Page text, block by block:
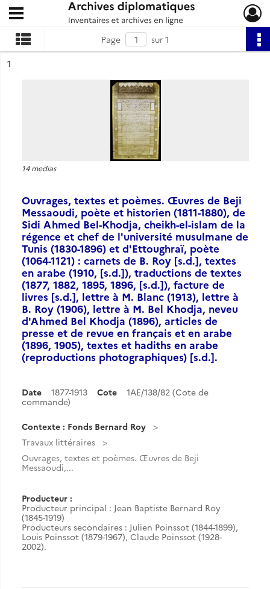
Archives diplomatiques
Ouvrir le menu déroulant
Page
sur 1
n°
1
14 medias
Ouvrages, textes et poèmes. Œuvres de Beji
Messaoudi, poète et historien (1811-1880), de
Sidi Ahmed Bel-Khodja, cheikh-el-islam de la
régence et chef de l'université musulmane de
Tunis (1830-1896) et d'Ettoughraï, poète
(1064-1121) : carnets de B. Roy [s.d.], textes
en arabe (1910, [s.d.]), traductions de textes
(1877, 1882, 1895, 1896, [s.d.]), facture de
livres [s.d.], lettre à M. Blanc (1913), lettre à
B. Roy (1906), lettre à M. Bel Khodja, neveu
d'Ahmed Bel Khodja (1896), articles de
presse et de revue en français et en arabe
(1896, 1905), textes et hadiths en arabe
(reproductions photographiques) [s.d.].
Date 1877-1913 Cote
1AE/138/82 (Cote de
commande)
Contexte : Fonds Bernard Roy
Travaux littéraires
Ouvrages, textes et poèmes. Œuvres de Beji
Messaoudi,...
Producteur :
Producteur principal : Jean Baptiste Bernard Roy
(1845-1919)
Producteurs secondaires : Julien Poinssot (1844-1899),
Louis Poinssot (1879-1967), Claude Poinssot (1928-
2002).